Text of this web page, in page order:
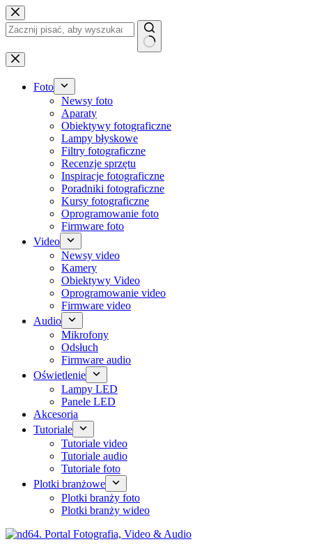
Przejdź
do
treści
Brak
wyników
Foto
Newsy foto
Aparaty
Obiektywy fotograficzne
Lampy błyskowe
Filtry fotograficzne
Recenzje sprzętu
Inspiracje fotograficzne
Poradniki fotograficzne
Kursy fotograficzne
Oprogramowanie foto
Firmware foto
Video
Newsy video
Kamery
Obiektywy Video
Oprogramowanie video
Firmware video
Audio
Mikrofony
Odsłuch
Firmware audio
Oświetlenie
Lampy LED
Panele LED
Akcesoria
Tutoriale
Tutoriale video
Tutoriale audio
Tutoriale foto
Plotki branżowe
Plotki branży foto
Plotki branży wideo